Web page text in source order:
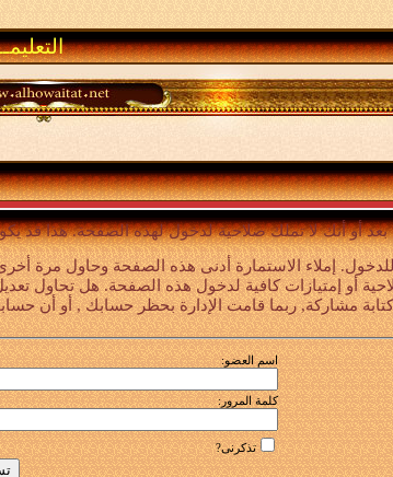
أو أنك لا تملك صلاحية لدخول لهذه الصفحة. هذا قد
إملاء الاستمارة أدنى هذه الصفحة وحاول مرة
أو إمتيازات كافية لدخول هذه الصفحة. هل تحاول
مشاركة, ربما قامت الإدارة بحظر حسابك , أو أن
اسم العضو:
كلمة المرور:
تذكرنى?